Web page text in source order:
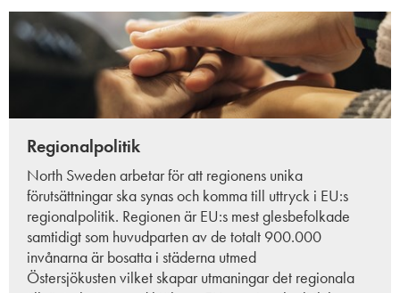
Regionalpolitik
North Sweden arbetar för att regionens unika
förutsättningar ska synas och komma till uttryck i EU:s
regionalpolitik. Regionen är EU:s mest glesbefolkade
samtidigt som huvudparten av de totalt 900.000
invånarna är bosatta i städerna utmed
Östersjökustenvilket skapar utmaningar det regionala